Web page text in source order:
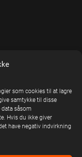
som cookies til at lagre
samtykke til disse
såsom
Hvis du ikke giver
have negativ indvirkning
GROUP